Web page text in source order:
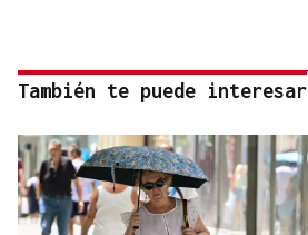
También te puede interesar